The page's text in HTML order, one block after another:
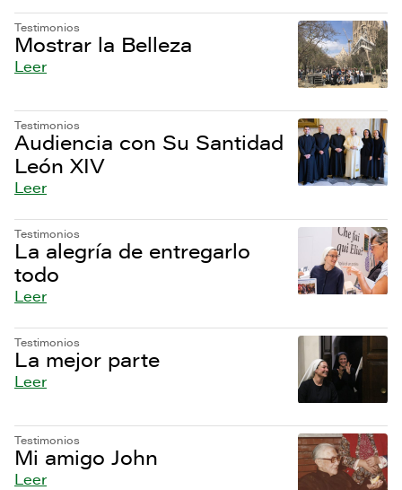
Testimonios
Mostrar la Belleza
Leer
Testimonios
Audiencia con Su Santidad
León XIV
Leer
Testimonios
La alegría de entregarlo
todo
Leer
Testimonios
La mejor parte
Leer
Testimonios
Mi amigo John
Leer